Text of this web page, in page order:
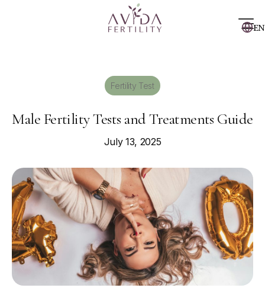
EN
Fertility Test
Male Fertility Tests and Treatments Guide
July 13, 2025